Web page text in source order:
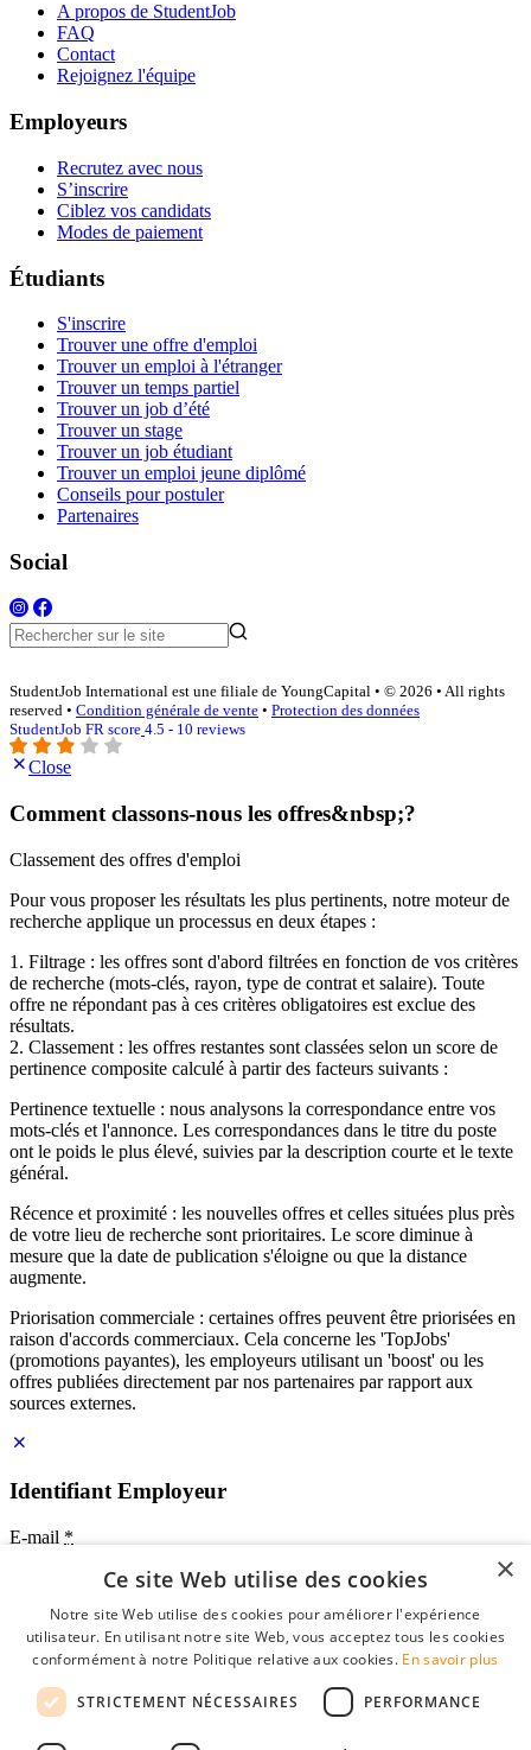
A propos de StudentJob
FAQ
Contact
Rejoignez l'équipe
Employeurs
Recrutez avec nous
S’inscrire
Ciblez vos candidats
Modes de paiement
Étudiants
S'inscrire
Trouver une offre d'emploi
Trouver un emploi à l'étranger
Trouver un temps partiel
Trouver un job d’été
Trouver un stage
Trouver un job étudiant
Trouver un emploi jeune diplômé
Conseils pour postuler
Partenaires
Social
StudentJob International est une filiale de YoungCapital • © 2026 • All rights
reserved • Condition générale de vente • Protection des données
StudentJob FR score 4.5 - 10 reviews
Close
Comment classons-nous les offres&nbsp;?
Classement des offres d'emploi
Pour vous proposer les résultats les plus pertinents, notre moteur de
recherche applique un processus en deux étapes :
1. Filtrage : les offres sont d'abord filtrées en fonction de vos critères
de recherche (mots-clés, rayon, type de contrat et salaire). Toute
offre ne répondant pas à ces critères obligatoires est exclue des
résultats.
2. Classement : les offres restantes sont classées selon un score de
pertinence composite calculé à partir des facteurs suivants :
Pertinence textuelle : nous analysons la correspondance entre vos
mots-clés et l'annonce. Les correspondances dans le titre du poste
ont le poids le plus élevé, suivies par la description courte et le texte
général.
Récence et proximité : les nouvelles offres et celles situées plus près
de votre lieu de recherche sont prioritaires. Le score diminue à
mesure que la date de publication s'éloigne ou que la distance
augmente.
Priorisation commerciale : certaines offres peuvent être priorisées en
raison d'accords commerciaux. Cela concerne les 'TopJobs'
(promotions payantes), les employeurs utilisant un 'boost' ou les
offres publiées directement par nos partenaires par rapport aux
sources externes.
Identifiant Employeur
E-mail *
Mot de passe
se souvenir de moi
mot de passe oublié?
Profil Employeur gratuit
×
Ce site Web utilise des cookies
Notre site Web utilise des cookies pour améliorer l'expérience
utilisateur. En utilisant notre site Web, vous acceptez tous les cookies
conformément à notre Politique relative aux cookies. En savoir plus
STRICTEMENT NÉCESSAIRES PERFORMANCE